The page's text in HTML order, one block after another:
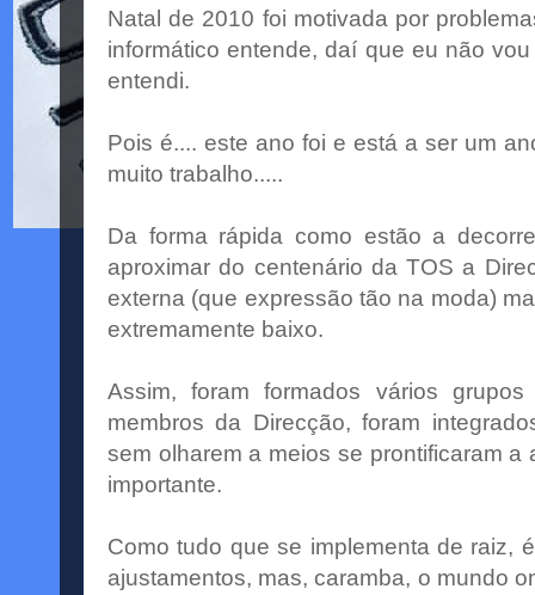
Natal de 2010 foi motivada por
informático entende, daí que eu não
entendi.
Pois é.... este ano foi e está a ser um
muito trabalho.....
Da forma rápida como estão a
aproximar do centenário da TOS a
externa (que expressão tão na moda)
extremamente baixo.
Assim, foram formados vários
membros da Direcção, foram
sem olharem a meios se prontificaram a
importante.
Como tudo que se implementa de raiz,
ajustamentos, mas, caramba, o mundo